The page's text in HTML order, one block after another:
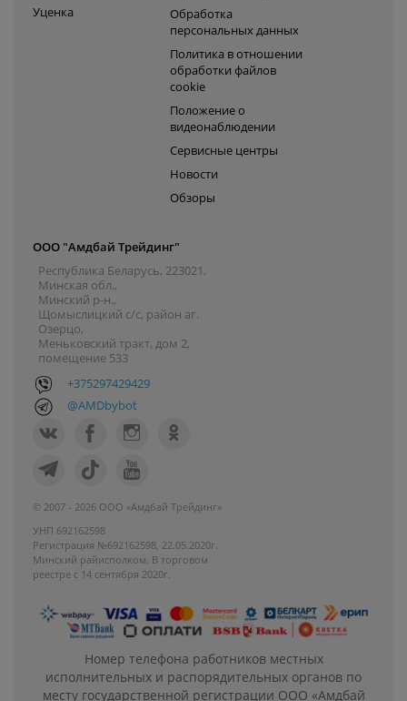
Уценка
Обработка
персональных данных
Политика в отношении
обработки файлов
cookie
Положение о
видеонаблюдении
Сервисные центры
Новости
Обзоры
ООО "Амдбай Трейдинг"
Республика Беларусь, 223021,
Минская обл.,
Минский р-н.,
Щомыслицкий с/с, район аг.
Озерцо,
Меньковский тракт, дом 2,
помещение 533
+375297429429
@AMDbybot
© 2007 - 2026 ООО «Амдбай Трейдинг»
УНП 692162598
Регистрация №692162598, 22.05.2020г.
Минский райисполком. В торговом
реестре с 14 сентября 2020г.
Номер телефона работников местных
исполнительных и распорядительных органов по
месту государственной регистрации ООО «Амдбай